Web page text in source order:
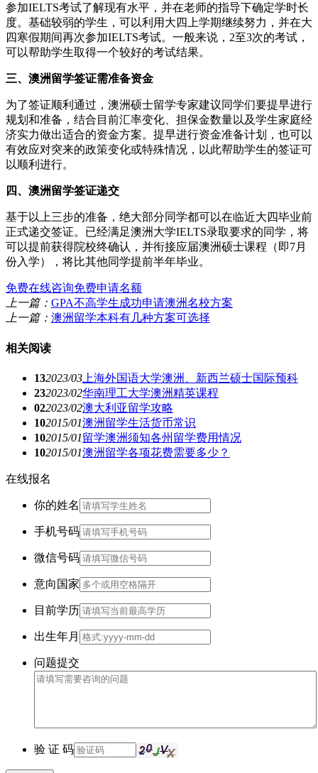
参加IELTS考试了解现有水平，并在老师的指导下确定学时长
度。基础较弱的学生，可以利用大四上学期继续努力，并在大
四寒假期间再次参加IELTS考试。一般来说，2至3次的考试，
可以帮助学生取得一个较好的考试结果。
三、澳洲留学签证需准备资金
为了签证顺利通过，澳洲硕士留学专家建议同学们要提早进行
规划和准备，结合目前汇率变化、担保金数量以及学生家庭经
济实力做出适合的资金方案。提早进行资金准备计划，也可以
有效应对突来的政策变化或特殊情况，以此帮助学生的签证可
以顺利进行。
四、澳洲留学签证递交
基于以上三步的准备，绝大部分同学都可以在临近大四毕业前
正式递交签证。已经满足澳洲大学IELTS录取要求的同学，将
可以提前获得院校终确认，并衔接应届澳洲硕士课程（即7月
份入学），将比其他同学提前半年毕业。
免费在线咨询免费申请名额
上一篇： GPA不高学生成功申请澳洲名校方案
上一篇： 澳洲留学本科有几种方案可选择
相关阅读
132023/03 上海外国语大学澳洲、新西兰硕士国际预科
232023/02华南理工大学澳洲精英课程
022023/02澳大利亚留学攻略
102015/01澳洲留学生活货币常识
102015/01留学澳洲须知各州留学费用情况
102015/01澳洲留学各项花费需要多少？
在线报名
你的姓名
手机号码
微信号码
意向国家
目前学历
出生年月
问题提交
验 证 码